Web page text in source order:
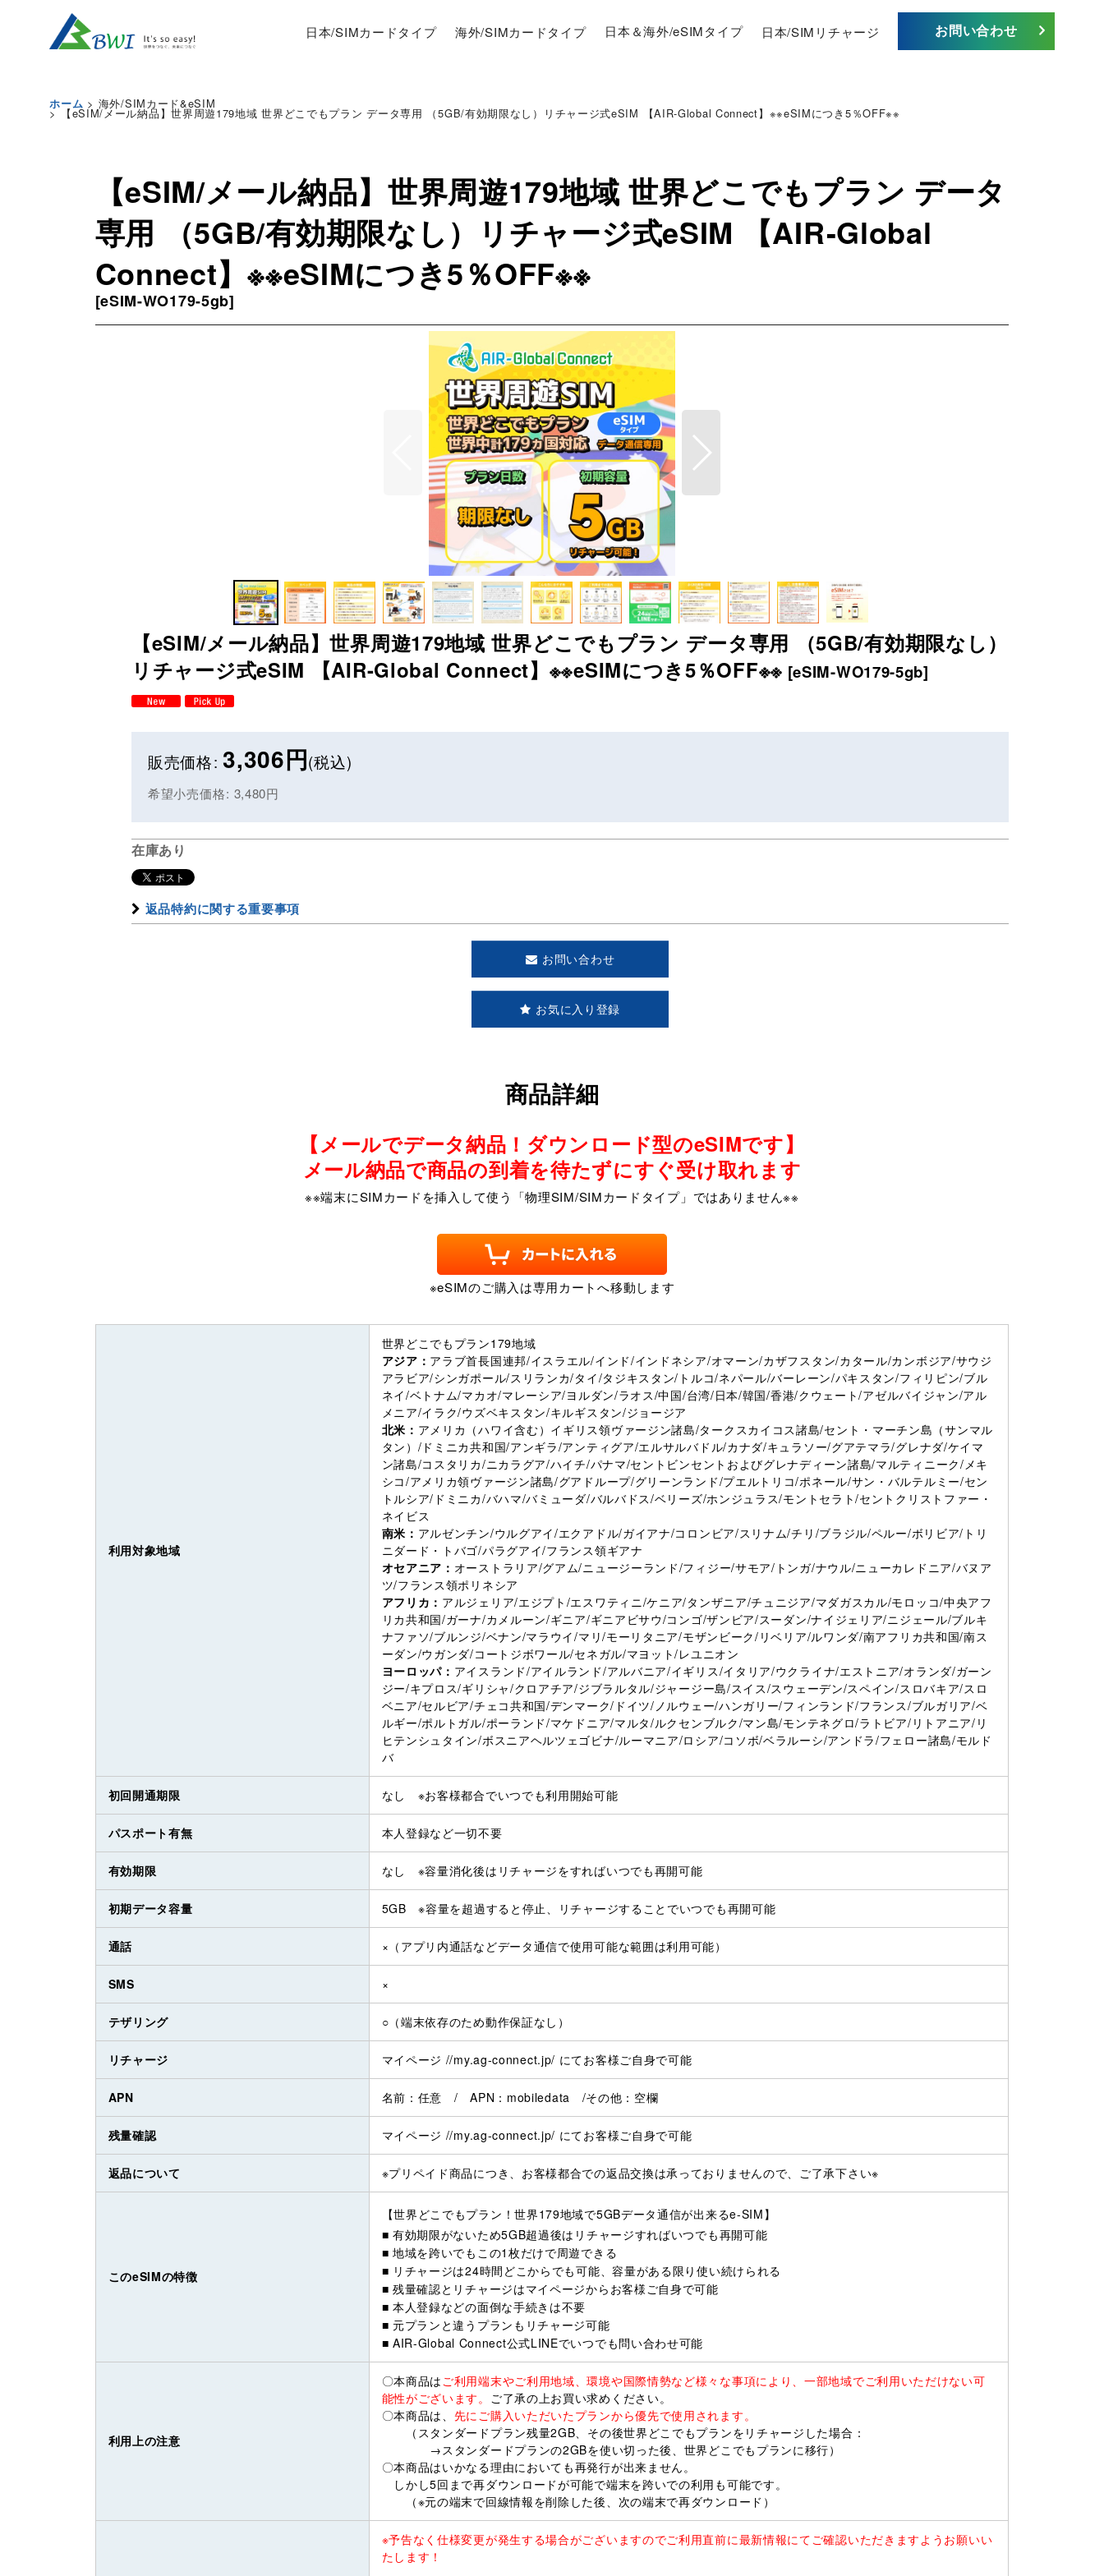
日本/SIMカードタイプ 海外/SIMカードタイプ 日本＆海外/eSIMタイプ 日本/SIMリチャージ お問い合わせ
ホーム > 海外/SIMカード&eSIM
> 【eSIM/メール納品】世界周遊179地域 世界どこでもプラン データ専用 （5GB/有効期限なし）リチャージ式eSIM 【AIR-Global Connect】※※eSIMにつき5％OFF※※
【eSIM/メール納品】世界周遊179地域 世界どこでもプラン データ
専用 （5GB/有効期限なし）リチャージ式eSIM 【AIR-Global
Connect】※※eSIMにつき5％OFF※※
[eSIM-WO179-5gb]
【eSIM/メール納品】世界周遊179地域 世界どこでもプラン データ専用 （5GB/有効期限なし）
リチャージ式eSIM 【AIR-Global Connect】※※eSIMにつき5％OFF※※ [eSIM-WO179-5gb]
販売価格: 3,306円(税込)
希望小売価格: 3,480円
在庫あり
返品特約に関する重要事項
お問い合わせ
お気に入り登録
商品詳細
【メールでデータ納品！ダウンロード型のeSIMです】
メール納品で商品の到着を待たずにすぐ受け取れます
※※端末にSIMカードを挿入して使う「物理SIM/SIMカードタイプ」ではありません※※
※eSIMのご購入は専用カートへ移動します
利用対象地域
世界どこでもプラン179地域
アジア： アラブ首長国連邦/イスラエル/インド/インドネシア/オマーン/カザフスタン/カタール/カンボジア/サウジ
アラビア/シンガポール/スリランカ/タイ/タジキスタン/トルコ/ネパール/バーレーン/パキスタン/フィリピン/ブル
ネイ/ベトナム/マカオ/マレーシア/ヨルダン/ラオス/中国/台湾/日本/韓国/香港/クウェート/アゼルバイジャン/アル
メニア/イラク/ウズベキスタン/キルギスタン/ジョージア
北米： アメリカ（ハワイ含む）イギリス領ヴァージン諸島/タークスカイコス諸島/セント・マーチン島（サンマル
タン）/ドミニカ共和国/アンギラ/アンティグア/エルサルバドル/カナダ/キュラソー/グアテマラ/グレナダ/ケイマ
ン諸島/コスタリカ/ニカラグア/ハイチ/パナマ/セントビンセントおよびグレナディーン諸島/マルティニーク/メキ
シコ/アメリカ領ヴァージン諸島/グアドループ/グリーンランド/プエルトリコ/ポネール/サン・バルテルミー/セン
トルシア/ドミニカ/バハマ/バミューダ/バルバドス/ベリーズ/ホンジュラス/モントセラト/セントクリストファー・
ネイビス
南米： アルゼンチン/ウルグアイ/エクアドル/ガイアナ/コロンビア/スリナム/チリ/ブラジル/ペルー/ボリビア/トリ
ニダード・トバゴ/パラグアイ/フランス領ギアナ
オセアニア： オーストラリア/グアム/ニュージーランド/フィジー/サモア/トンガ/ナウル/ニューカレドニア/バヌア
ツ/フランス領ポリネシア
アフリカ： アルジェリア/エジプト/エスワティニ/ケニア/タンザニア/チュニジア/マダガスカル/モロッコ/中央アフ
リカ共和国/ガーナ/カメルーン/ギニア/ギニアビサウ/コンゴ/ザンビア/スーダン/ナイジェリア/ニジェール/ブルキ
ナファソ/ブルンジ/ベナン/マラウイ/マリ/モーリタニア/モザンビーク/リベリア/ルワンダ/南アフリカ共和国/南ス
ーダン/ウガンダ/コートジボワール/セネガル/マヨット/レユニオン
ヨーロッパ： アイスランド/アイルランド/アルバニア/イギリス/イタリア/ウクライナ/エストニア/オランダ/ガーン
ジー/キプロス/ギリシャ/クロアチア/ジブラルタル/ジャージー島/スイス/スウェーデン/スペイン/スロバキア/スロ
ベニア/セルビア/チェコ共和国/デンマーク/ドイツ/ノルウェー/ハンガリー/フィンランド/フランス/ブルガリア/ベ
ルギー/ポルトガル/ポーランド/マケドニア/マルタ/ルクセンブルク/マン島/モンテネグロ/ラトビア/リトアニア/リ
ヒテンシュタイン/ボスニアヘルツェゴビナ/ルーマニア/ロシア/コソボ/ベラルーシ/アンドラ/フェロー諸島/モルド
バ
初回開通期限 なし ※お客様都合でいつでも利用開始可能
パスポート有無 本人登録など一切不要
有効期限 なし ※容量消化後はリチャージをすればいつでも再開可能
初期データ容量 5GB ※容量を超過すると停止、リチャージすることでいつでも再開可能
通話 ×（アプリ内通話などデータ通信で使用可能な範囲は利用可能）
SMS ×
テザリング ○（端末依存のため動作保証なし）
リチャージ マイページ //my.ag-connect.jp/ にてお客様ご自身で可能
APN 名前：任意 / APN：mobiledata /その他：空欄
残量確認 マイページ //my.ag-connect.jp/ にてお客様ご自身で可能
返品について ※プリペイド商品につき、お客様都合での返品交換は承っておりませんので、ご了承下さい※
このeSIMの特徴
【世界どこでもプラン！世界179地域で5GBデータ通信が出来るe-SIM】
■ 有効期限がないため5GB超過後はリチャージすればいつでも再開可能
■ 地域を跨いでもこの1枚だけで周遊できる
■ リチャージは24時間どこからでも可能、容量がある限り使い続けられる
■ 残量確認とリチャージはマイページからお客様ご自身で可能
■ 本人登録などの面倒な手続きは不要
■ 元プランと違うプランもリチャージ可能
■ AIR-Global Connect公式LINEでいつでも問い合わせ可能
利用上の注意
〇本商品はご利用端末やご利用地域、環境や国際情勢など様々な事項により、一部地域でご利用いただけない可
能性がございます。 ご了承の上お買い求めください。
〇本商品は、 先にご購入いただいたプランから優先で使用されます。
（スタンダードプラン残量2GB、その後世界どこでもプランをリチャージした場合：
→スタンダードプランの2GBを使い切った後、世界どこでもプランに移行）
〇本商品はいかなる理由においても再発行が出来ません。
しかし5回まで再ダウンロードが可能で端末を跨いでの利用も可能です。
（※元の端末で回線情報を削除した後、次の端末で再ダウンロード）
※予告なく仕様変更が発生する場合がございますのでご利用直前に最新情報にてご確認いただきますようお願いい
たします！